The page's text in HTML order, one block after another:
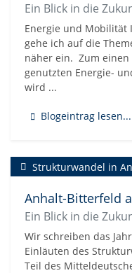
Ein Blick in die
Energie und Mobilität
gehe ich auf die
näher ein. Zum
genutzten Energie-
wird ...
Blogeintrag lesen...
Anhalt-Bitterfeld
Ein Blick in die
Strukturwandel in
Wir schreiben das
Einläuten des
Teil des